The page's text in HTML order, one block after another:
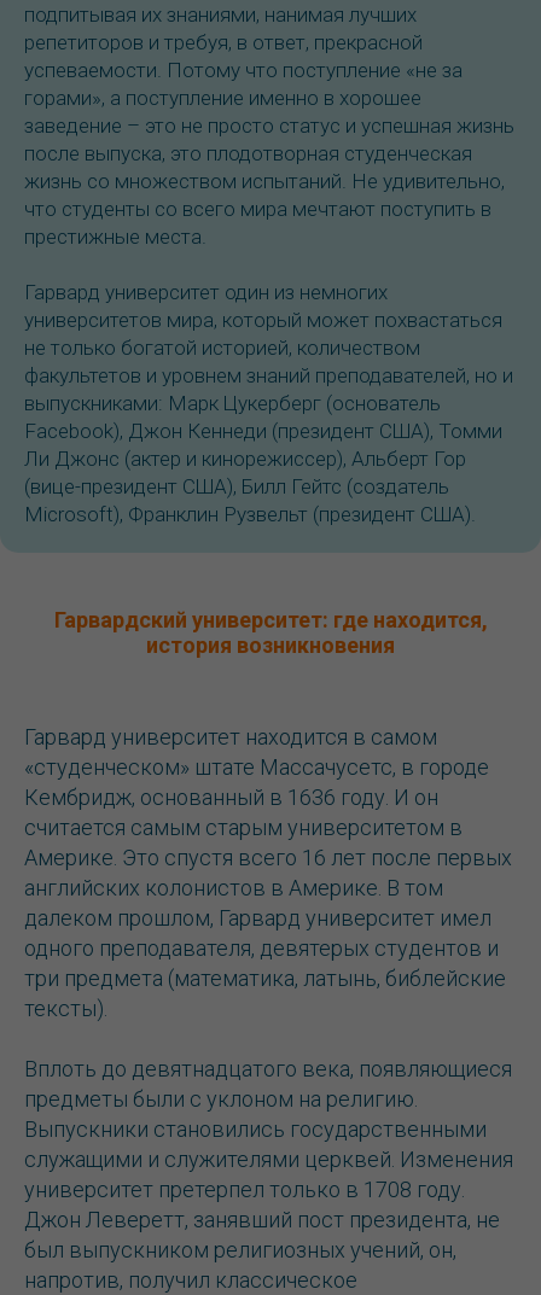
подпитывая их знаниями, нанимая лучших
репетиторов и требуя, в ответ, прекрасной
успеваемости. Потому что поступление «не за
горами», а поступление именно в хорошее
заведение – это не просто статус и успешная жизнь
после выпуска, это плодотворная студенческая
жизнь со множеством испытаний. Не удивительно,
что студенты со всего мира мечтают поступить в
престижные места.
Гарвард университет один из немногих
университетов мира, который может похвастаться
не только богатой историей, количеством
факультетов и уровнем знаний преподавателей, но и
выпускниками: Марк Цукерберг (основатель
Facebook), Джон Кеннеди (президент США), Томми
Ли Джонс (актер и кинорежиссер), Альберт Гор
(вице-президент США), Билл Гейтс (создатель
Microsoft), Франклин Рузвельт (президент США).
Гарвардский университет: где находится,
история возникновения
Гарвард университет находится в самом
«студенческом» штате Массачусетс, в городе
Кембридж, основанный в 1636 году. И он
считается самым старым университетом в
Америке. Это спустя всего 16 лет после первых
английских колонистов в Америке. В том
далеком прошлом, Гарвард университет имел
одного преподавателя, девятерых студентов и
три предмета (математика, латынь, библейские
тексты).
Вплоть до девятнадцатого века, появляющиеся
предметы были с уклоном на религию.
Выпускники становились государственными
служащими и служителями церквей. Изменения
университет претерпел только в 1708 году.
Джон Леверетт, занявший пост президента, не
был выпускником религиозных учений, он,
напротив, получил классическое